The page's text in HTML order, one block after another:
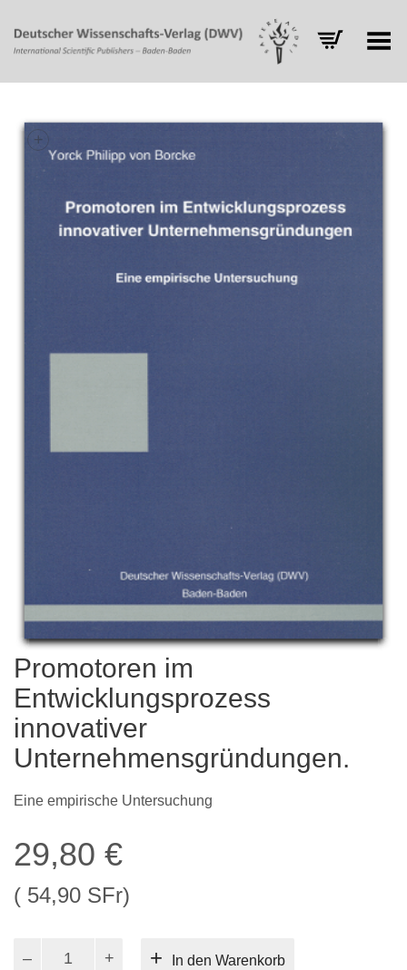
Toggle Menu
+
Promotoren im
Entwicklungsprozess
innovativer
Unternehmensgründungen.
Eine empirische Untersuchung
29,80 €
( 54,90 SFr)
In den Warenkorb